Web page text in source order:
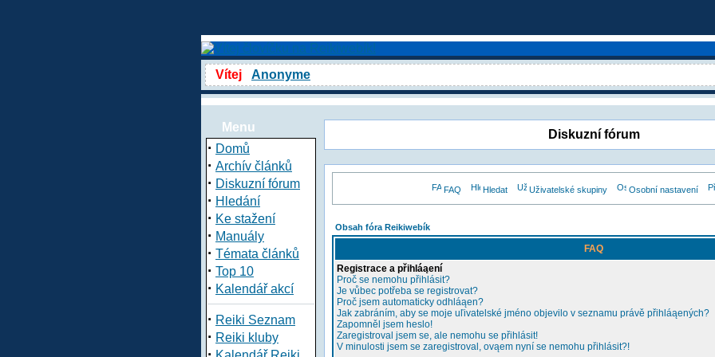
Vítej Anonyme
Menu
· Domů
· Archív článků
· Diskuzní fórum
· Hledání
· Ke stažení
· Manuály
· Témata článků
· Top 10
· Kalendář akcí
· Reiki Seznam
· Reiki kluby
Diskuzní fórum
FAQ Hledat Uživatelské skupiny Osobní nastavení
Obsah fóra Reikiwebík
FAQ
Registrace a přihláąení
Proč se nemohu přihlásit?
Je vůbec potřeba se registrovat?
Proč jsem automaticky odhláąen?
Jak zabráním, aby se moje uľivatelské jméno objevilo v seznamu právě přihláąených?
Zapomněl jsem heslo!
Zaregistroval jsem se, ale nemohu se přihlásit!
V minulosti jsem se zaregistroval, ovąem nyní se nemohu přihlásit?!